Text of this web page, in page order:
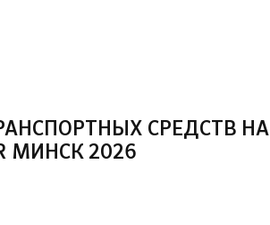
СРЕДСТВ НА
МИНСК 2026